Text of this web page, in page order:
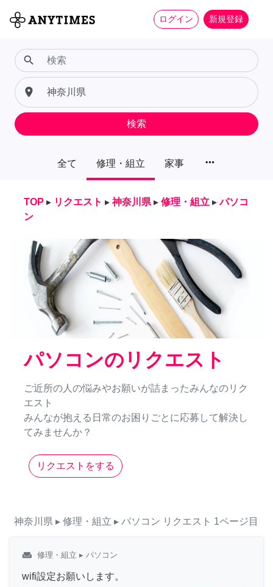
ログイン 新規登録
全て 修理・組立 家事 more_horiz
search
place
検索
TOP ▸ リクエスト ▸ 神奈川県 ▸ 修理・組立 ▸ パソコ
ン
パソコンのリクエスト
ご近所の人の悩みやお願いが詰まったみんなのリク
エスト
みんなが抱える日常のお困りごとに応募して解決し
てみませんか？
リクエストをする
神奈川県 ▸ 修理・組立 ▸ パソコン リクエスト 1ページ目
weekend 修理・組立 ▸ パソコン
wifi設定お願いします。